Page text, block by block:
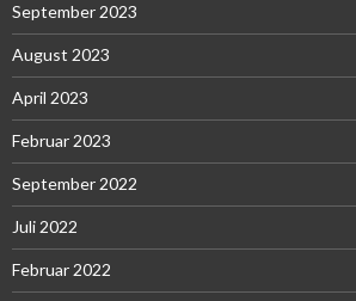
September 2023
August 2023
April 2023
Februar 2023
September 2022
Juli 2022
Februar 2022